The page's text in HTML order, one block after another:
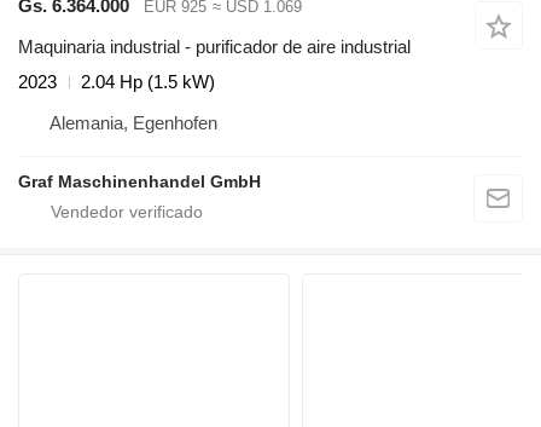
Gs. 6.364.000
EUR 925 ≈ USD 1.069
Maquinaria industrial - purificador de aire industrial
2023
2.04 Hp (1.5 kW)
Alemania, Egenhofen
Graf Maschinenhandel GmbH